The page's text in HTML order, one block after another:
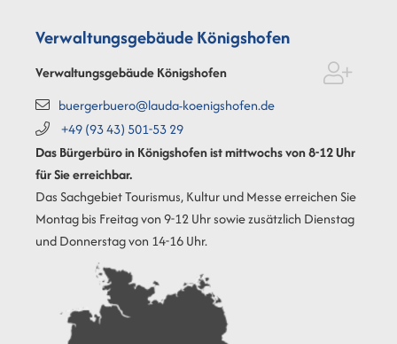
Verwaltungsgebäude Königshofen
Verwaltungsgebäude Königshofen
buergerbuero@lauda-koenigshofen.de
+49 (9343) 501-5329
Das Bürgerbüro in Königshofen ist mittwochs von 8-12 Uhr
für Sie erreichbar.
Das Sachgebiet Tourismus, Kultur und Messe erreichen Sie
Montag bis Freitag von 9-12 Uhr sowie zusätzlich Dienstag
und Donnerstag von 14-16 Uhr.